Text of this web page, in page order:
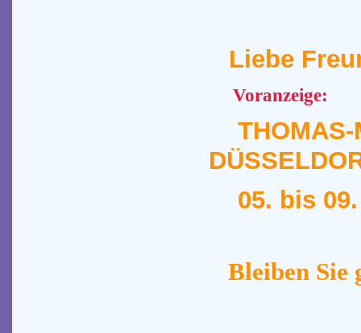
Liebe
Voranzeige:
THOMAS-
05. bis 09.
Bleiben Sie